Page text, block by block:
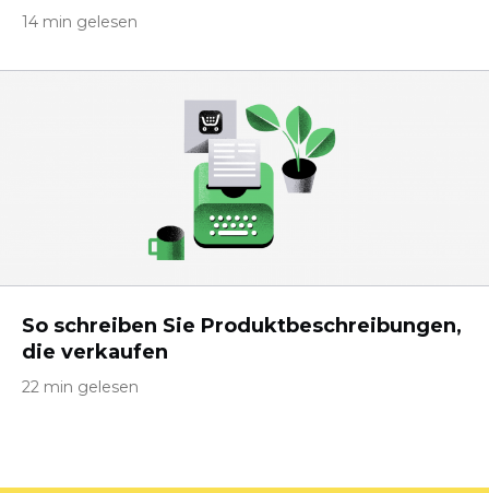
14 min gelesen
So schreiben Sie Produktbeschreibungen,
die verkaufen
22 min gelesen